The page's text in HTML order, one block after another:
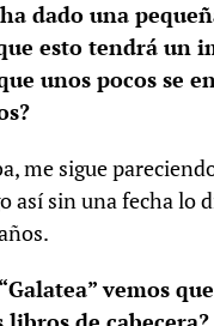
dado una
esto tendrá
unos pocos se
me sigue
así sin una fecha
vemos